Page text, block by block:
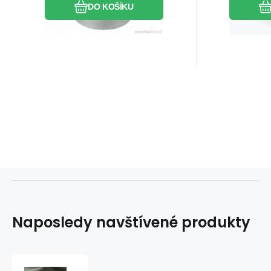
DO KOŠÍKU
Naposledy navštívené produkty